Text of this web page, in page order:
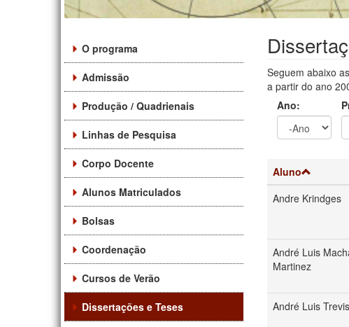
O programa
Admissão
Produção / Quadrienais
Linhas de Pesquisa
Corpo Docente
Alunos Matriculados
Bolsas
Coordenação
Cursos de Verão
Dissertações e Teses
Seguem abaixo
a partir do ano
Ano:
Aluno
Andre Krindges
André Luis
Martinez
André Luis